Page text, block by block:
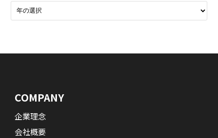
COMPANY
企業理念
会社概要